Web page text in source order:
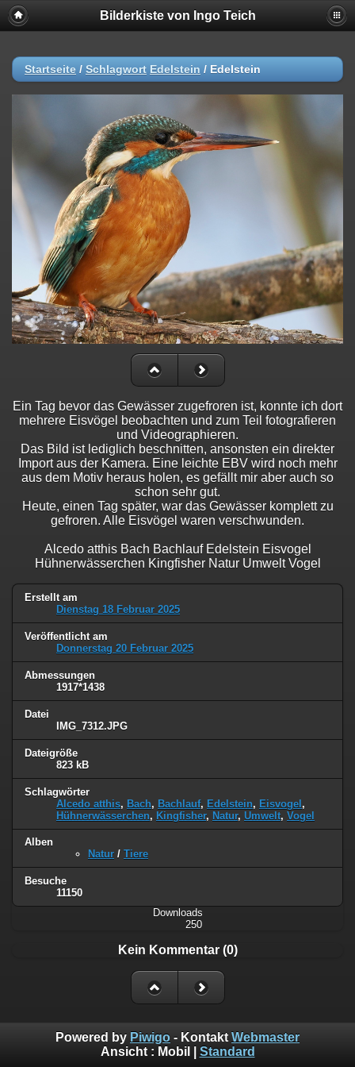
Bilderkiste von Ingo Teich
Startseite / Schlagwort Edelstein / Edelstein
Ein Tag bevor das Gewässer zugefroren ist, konnte ich dort
mehrere Eisvögel beobachten und zum Teil fotografieren
und Videographieren.
Das Bild ist lediglich beschnitten, ansonsten ein direkter
Import aus der Kamera. Eine leichte EBV wird noch mehr
aus dem Motiv heraus holen, es gefällt mir aber auch so
schon sehr gut.
Heute, einen Tag später, war das Gewässer komplett zu
gefroren. Alle Eisvögel waren verschwunden.
Alcedo atthis Bach Bachlauf Edelstein Eisvogel
Hühnerwässerchen Kingfisher Natur Umwelt Vogel
Erstellt am
Dienstag 18 Februar 2025
Veröffentlicht am
Donnerstag 20 Februar 2025
Abmessungen
1917*1438
Datei
IMG_7312.JPG
Dateigröße
823 kB
Schlagwörter
Alcedo atthis, Bach, Bachlauf, Edelstein, Eisvogel,
Hühnerwässerchen, Kingfisher, Natur, Umwelt, Vogel
Alben
Natur / Tiere
Besuche
11150
Downloads
250
Kein Kommentar (0)
Powered by Piwigo - Kontakt Webmaster
Ansicht : Mobil Standard